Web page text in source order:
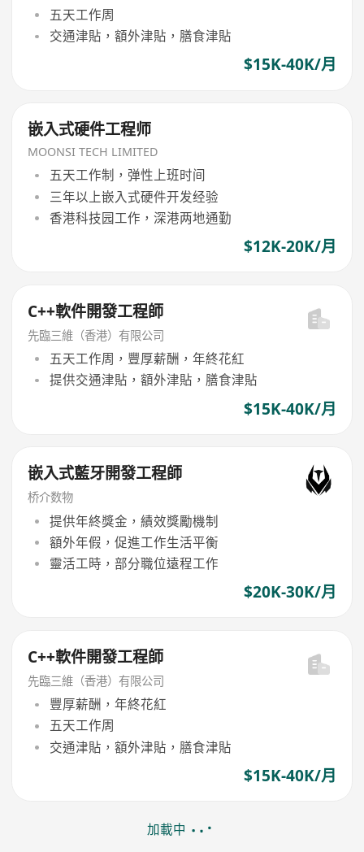
五天工作周
交通津貼，額外津貼，膳食津貼
$15K-40K/月
嵌入式硬件工程师
MOONSI TECH LIMITED
五天工作制，弹性上班时间
三年以上嵌入式硬件开发经验
香港科技园工作，深港两地通勤
$12K-20K/月
C++軟件開發工程師
先臨三維（香港）有限公司
五天工作周，豐厚薪酬，年終花紅
提供交通津貼，額外津貼，膳食津貼
$15K-40K/月
嵌入式藍牙開發工程師
桥介数物
提供年終獎金，績效獎勵機制
額外年假，促進工作生活平衡
靈活工時，部分職位遠程工作
$20K-30K/月
C++軟件開發工程師
先臨三維（香港）有限公司
豐厚薪酬，年終花紅
五天工作周
交通津貼，額外津貼，膳食津貼
$15K-40K/月
加載中